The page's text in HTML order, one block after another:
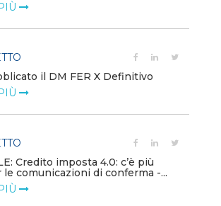
il DM FER X Definitivo
Credito imposta 4.0: c’è più
comunicazioni di conferma -...